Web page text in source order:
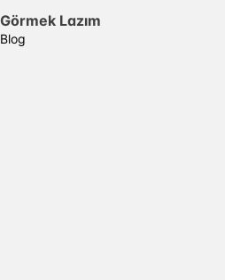
Görmek Lazım
Blog